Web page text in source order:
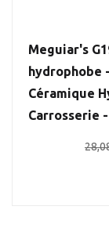
Meguiar's
hydrophobe
Céramique
Carrosserie